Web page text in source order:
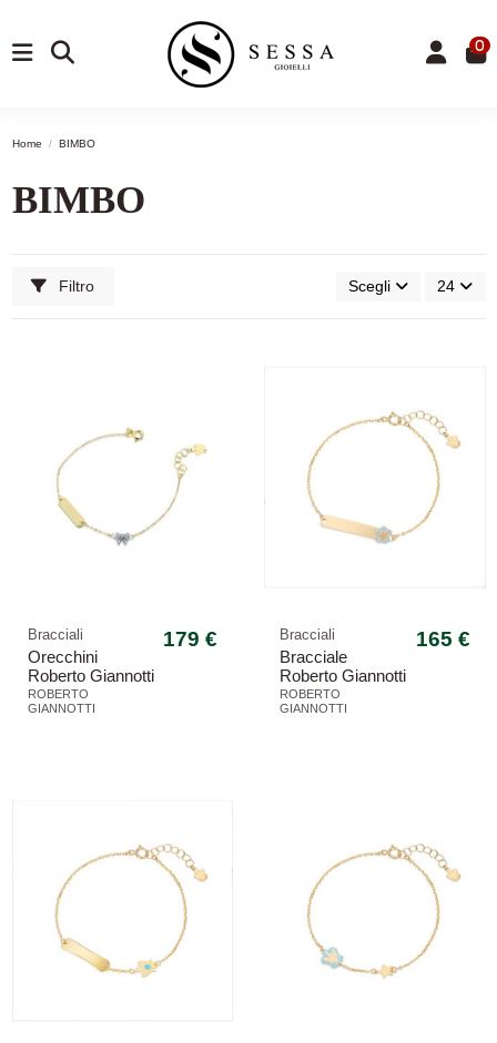
0
Home BIMBO
BIMBO
Filtro Scegli 24
Bracciali
Orecchini
Roberto Giannotti
bambina NKT340
oro giallo bianco
ROBERTO
GIANNOTTI
179 € Bracciali
Bracciale
Roberto Giannotti
bambino NKT380
oro giallo angelo
ROBERTO
GIANNOTTI
165 €